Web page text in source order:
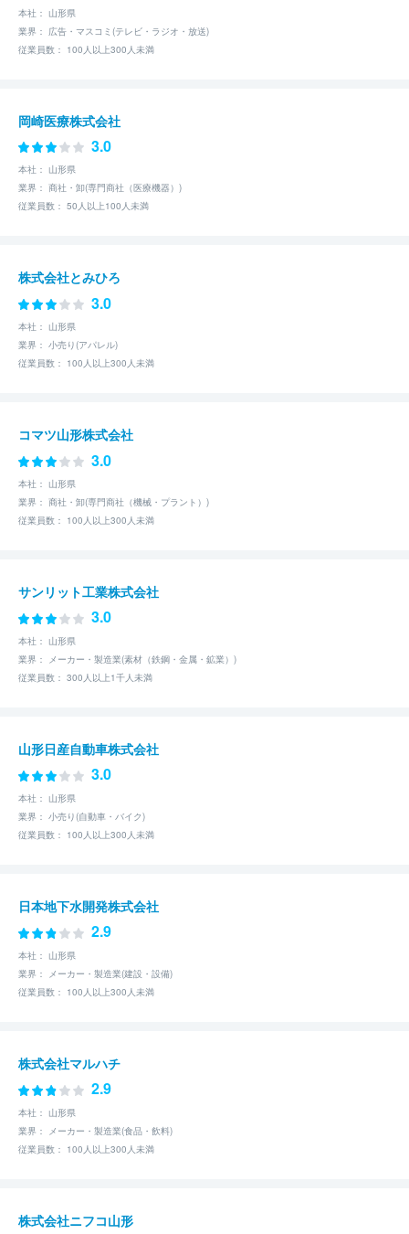
本社： 山形県
業界： 広告・マスコミ(テレビ・ラジオ・放送)
従業員数： 100人以上300人未満
岡崎医療株式会社
3.0
本社： 山形県
業界： 商社・卸(専門商社（医療機器）)
従業員数： 50人以上100人未満
株式会社とみひろ
3.0
本社： 山形県
業界： 小売り(アパレル)
従業員数： 100人以上300人未満
コマツ山形株式会社
3.0
本社： 山形県
業界： 商社・卸(専門商社（機械・プラント）)
従業員数： 100人以上300人未満
サンリット工業株式会社
3.0
本社： 山形県
業界： メーカー・製造業(素材（鉄鋼・金属・鉱業）)
従業員数： 300人以上1千人未満
山形日産自動車株式会社
3.0
本社： 山形県
業界： 小売り(自動車・バイク)
従業員数： 100人以上300人未満
日本地下水開発株式会社
2.9
本社： 山形県
業界： メーカー・製造業(建設・設備)
従業員数： 100人以上300人未満
株式会社マルハチ
2.9
本社： 山形県
業界： メーカー・製造業(食品・飲料)
従業員数： 100人以上300人未満
株式会社ニフコ山形